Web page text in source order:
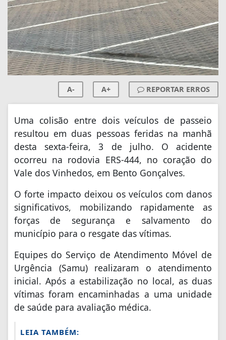
A- A+ REPORTAR ERROS
Uma colisão entre dois veículos de passeio
resultou em duas pessoas feridas na manhã
desta sexta-feira, 3 de julho. O acidente
ocorreu na rodovia ERS-444, no coração do
Vale dos Vinhedos, em Bento Gonçalves.
O forte impacto deixou os veículos com danos
significativos, mobilizando rapidamente as
forças de segurança e salvamento do
município para o resgate das vítimas.
Equipes do Serviço de Atendimento Móvel de
Urgência (Samu) realizaram o atendimento
inicial. Após a estabilização no local, as duas
vítimas foram encaminhadas a uma unidade
de saúde para avaliação médica.
LEIA TAMBÉM: